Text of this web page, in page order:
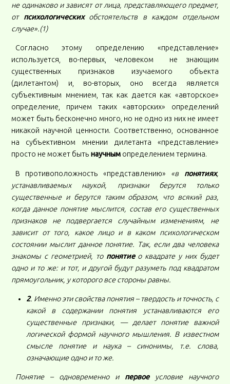
не одинаково и зависят от лица, представляющего предмет,
от психологическихобстоятельств в каждом отдельном
случае».(1)
Согласно этому определению «представление»
используется, во-первых, человеком не знающим
существенных признаков изучаемого объекта
(дилетантом) и, во-вторых, оно всегда является
субъективным мнением, так как дается как «авторское»
определение, причем таких «авторских» определений
может быть бесконечно много, но не одно из них не имеет
никакой научной ценности. Соответственно, основанное
на субъективном мнении дилетанта «представление»
просто не может бытьнаучным определением термина.
В противоположность «представлению» «в понятиях,
устанавливаемых наукой, признаки берутся только
существенные и берутся таким образом, что всякий раз,
когда данное понятие мыслится, состав его существенных
признаков не подвергается случайным изменениям, не
зависит от того, какое лицо и в каком психологическом
состоянии мыслит данное понятие. Так, если два человека
знакомы с геометрией, то понятиео квадрате у них будет
одно и то же: и тот, и другой будут разуметь под квадратом
прямоугольник, у которого все стороны равны.
2. Именно эти свойства понятия – твердость и точность, с
какой в содержании понятия устанавливаются его
существенные признаки, — делает понятие важной
логической формой научного мышления. В известном
смысле понятие и наука – синонимы, т.е. слова,
означающие одно и то же.
Понятие – одновременно и первоеусловие научного